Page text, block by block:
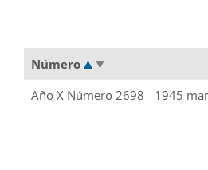
Número
Año X Número 2698 - 1945